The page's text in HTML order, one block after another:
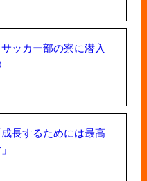
サッカー部の寮に潜入
長するためには最高